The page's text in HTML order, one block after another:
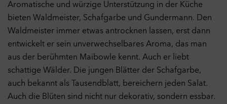
Aromatische und würzige Unterstützung in der Küche
bieten Waldmeister, Schafgarbe und Gundermann. Den
Waldmeister immer etwas antrocknen lassen, erst dann
entwickelt er sein unverwechselbares Aroma, das man
aus der berühmten Maibowle kennt. Auch er liebt
schattige Wälder. Die jungen Blätter der Schafgarbe,
auch bekannt als Tausendblatt, bereichern jeden Salat.
Auch die Blüten sind nicht nur dekorativ, sondern essbar.